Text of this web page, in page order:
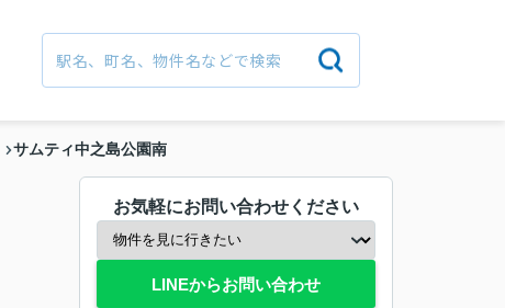
サムティ中之島公園南
お気軽にお問い合わせください
LINEからお問い合わせ